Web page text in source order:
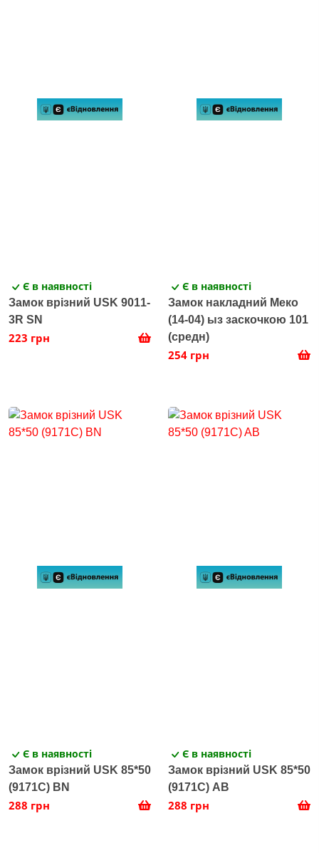
Є в наявності
Замок врізний USK 9011-
3R SN
223 грн
Є в наявності
Замок накладний Меко
(14-04) ыз заскочкою 101
(средн)
254 грн
Є в наявності
Замок врізний USK 85*50
(9171С) BN
288 грн
Є в наявності
Замок врізний USK 85*50
(9171С) AB
288 грн